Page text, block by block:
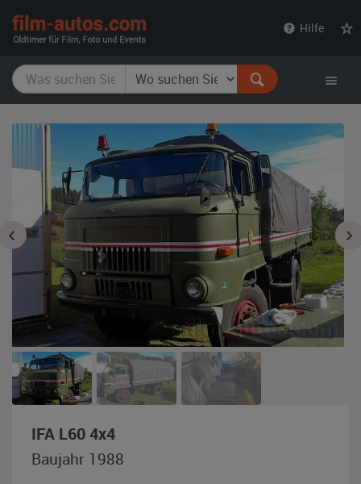
Hilfe
IFA L60 4x4,
Baujahr
1988,
Baujahr 1988